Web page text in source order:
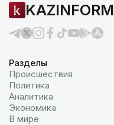
KAZINFORM
Разделы
Происшествия
Политика
Аналитика
Экономика
В мире